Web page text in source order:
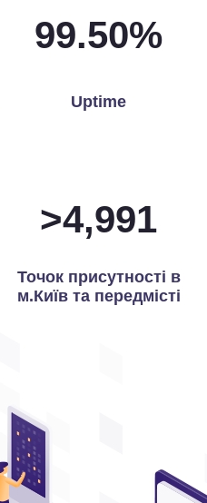
99.84%
Uptime
>5,000
Точок присутності в
м.Київ та передмісті